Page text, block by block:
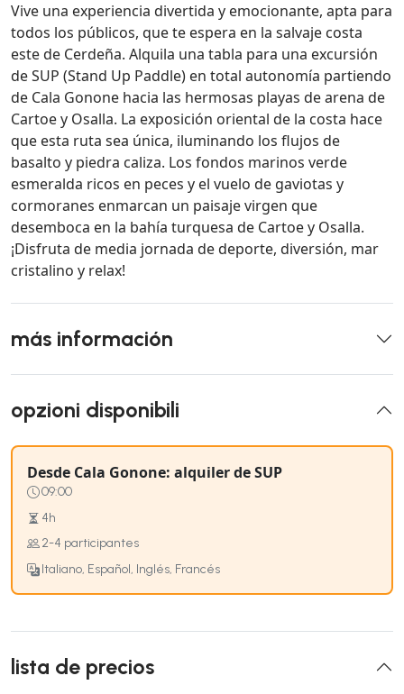
Vive una experiencia divertida y emocionante, apta para
todos los públicos, que te espera en la salvaje costa
este de Cerdeña. Alquila una tabla para una excursión
de SUP (Stand Up Paddle) en total autonomía partiendo
de Cala Gonone hacia las hermosas playas de arena de
Cartoe y Osalla. La exposición oriental de la costa hace
que esta ruta sea única, iluminando los flujos de
basalto y piedra caliza. Los fondos marinos verde
esmeralda ricos en peces y el vuelo de gaviotas y
cormoranes enmarcan un paisaje virgen que
desemboca en la bahía turquesa de Cartoe y Osalla.
¡Disfruta de media jornada de deporte, diversión, mar
cristalino y relax!
más información
opzioni disponibili
Desde Cala Gonone: alquiler de SUP
09:00
4h
2-4 participantes
Italiano, Español, Inglés, Francés
lista de precios